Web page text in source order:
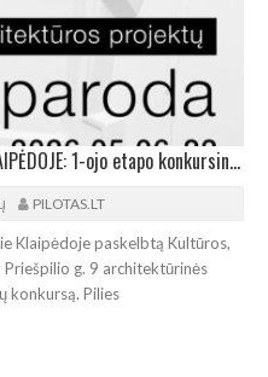
ARCHITEKTŪROS KONKURSAS KLAIPĖDOJE: 1-ojo etapo konkursinių projektų paroda
PILOTAS.LT
Klaipėdoje paskelbtą Kultūros,
g. 9 architektūrinės
konkursą. Pilies